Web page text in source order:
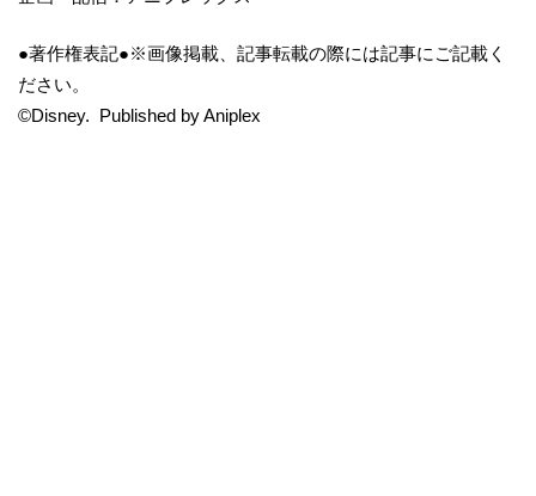
●著作権表記●※画像掲載、記事転載の際には記事にご記載く
ださい。
©Disney. Published by Aniplex